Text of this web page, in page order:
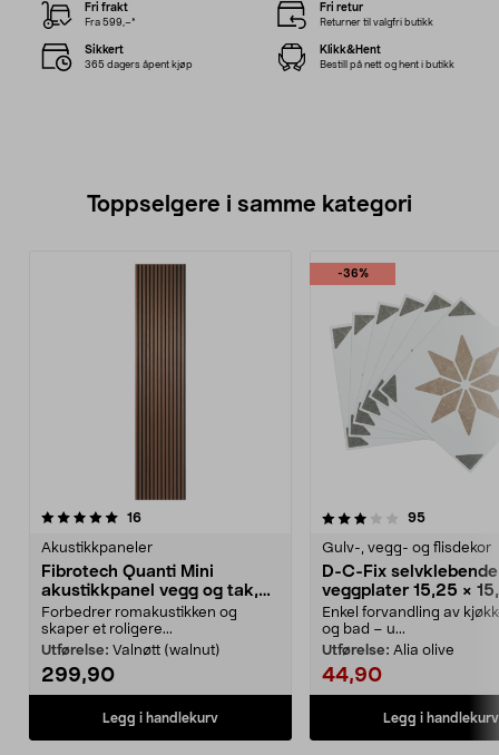
Fri frakt
Fra 599,–*
Fri retur
Returner til valgfri butikk
Sikkert
365 dagers åpent kjøp
Klikk&Hent
Bestill på nett og hent i butikk
Toppselgere i samme kategori
16anmeldelser
Akustikkpaneler
Fibrotech Quanti Mini
akustikkpanel vegg og tak,
2-pakning
Forbedrer romakustikken og
skaper et roligere...
Utførelse: Valnøtt (walnut)
299,90
Legg i handlekurv
-36%
3.5 av 5 stjerner 95
Gulv-, vegg- og flisdekor
D-C-Fix selvklebende
veggplater 15,25 ×
6-pakning
Enkel forvandling av
og bad – u...
Utførelse: Alia olive
44,90
Legg i handlekurv
5.0 av 5 stjerner